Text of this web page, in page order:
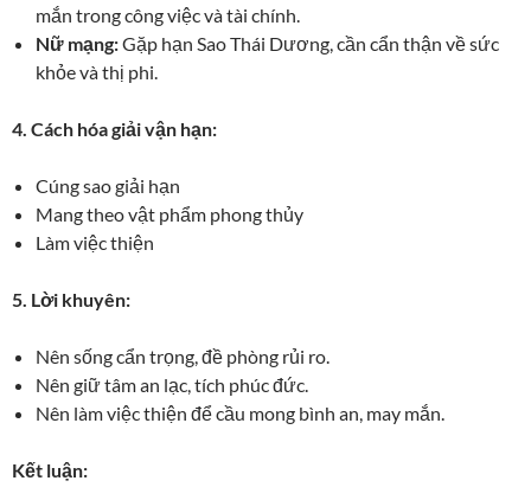
mắn trong công việc và tài chính.
Nữ mạng:Gặp hạn Sao Thái Dương, cần cẩn thận về sức
khỏe và thị phi.
4. Cách hóa giải vận hạn:
Cúng sao giải hạn
Mang theo vật phẩm phong thủy
Làm việc thiện
5. Lời khuyên:
Nên sống cẩn trọng, đề phòng rủi ro.
Nên giữ tâm an lạc, tích phúc đức.
Nên làm việc thiện để cầu mong bình an, may mắn.
Kết luận: